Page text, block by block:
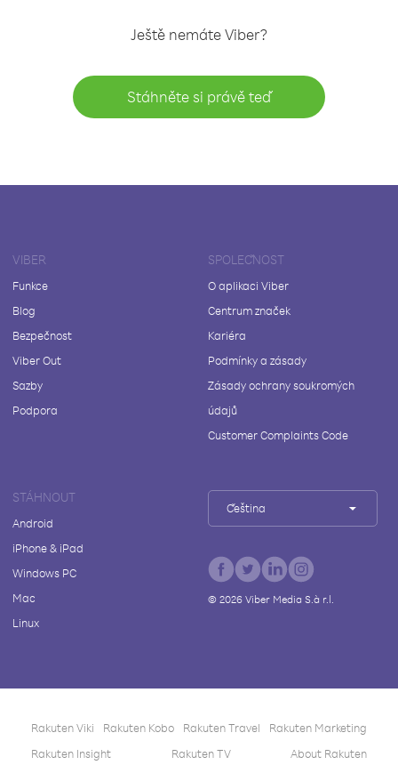
Ještě nemáte Viber?
Stáhněte si právě teď
VIBER
Funkce
Blog
Bezpečnost
Viber Out
Sazby
Podpora
SPOLEČNOST
O aplikaci Viber
Centrum značek
Kariéra
Podmínky a zásady
Zásady ochrany soukromých
údajů
Customer Complaints Code
STÁHNOUT
Android
iPhone & iPad
Windows PC
Mac
Linux
Čeština
© 2026Viber Media S.à r.l.
Rakuten Viki Rakuten Kobo Rakuten Travel
Rakuten Marketing
Rakuten Insight
Rakuten TV About Rakuten